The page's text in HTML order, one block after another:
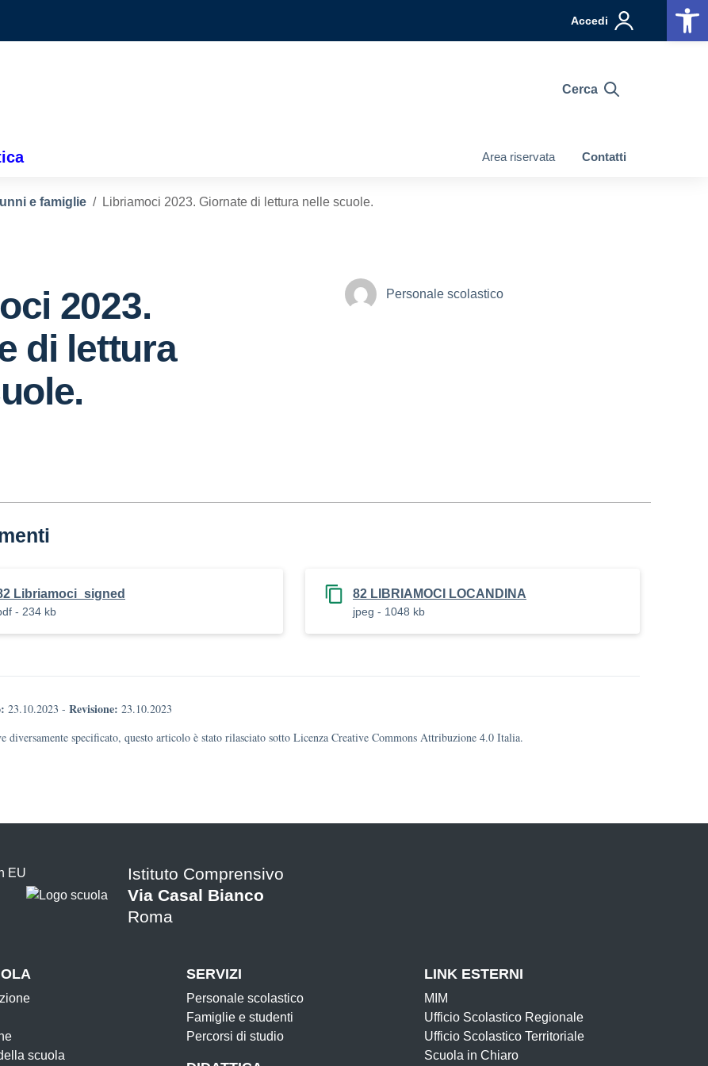
Accedi
Cerca
Area riservata Contatti
e famiglie Libriamoci 2023. Giornate di lettura nelle scuole.
2023.
di lettura
Personale scolastico
Libriamoci_signed
- 234 kb
82 LIBRIAMOCI LOCANDINA
jpeg - 1048 kb
23.10.2023 - Revisione: 23.10.2023
diversamente specificato, questo articolo è stato rilasciato sotto Licenza Creative Commons Attribuzione 4.0 Italia.
Istituto Comprensivo
Via Casal Bianco
Roma
scuola
SERVIZI
Personale scolastico
Famiglie e studenti
Percorsi di studio
LINK ESTERNI
MIM
Ufficio Scolastico Regionale
Ufficio Scolastico Territoriale
Scuola in Chiaro